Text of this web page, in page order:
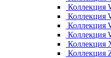
Коллекция
Коллекция
Коллекция
Коллекция
Коллекция
Коллекция